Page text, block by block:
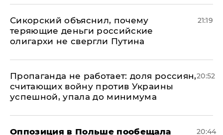
Сикорский объяснил, почему
теряющие деньги российские
олигархи не свергли Путина
21:19
​Пропаганда не работает: доля россиян,
считающих войну против Украины
успешной, упала до минимума
20:52
Оппозиция в Польше пообещала 20:44